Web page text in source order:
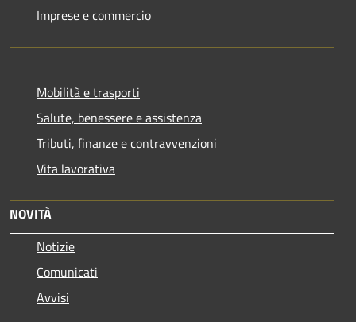
Imprese e commercio
Mobilità e trasporti
Salute, benessere e assistenza
Tributi, finanze e contravvenzioni
Vita lavorativa
NOVITÀ
Notizie
Comunicati
Avvisi